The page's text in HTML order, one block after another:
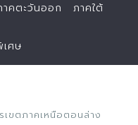
าคตะวันออก ภาคใต้
ศษ
เขตภาคเหนือตอนล่าง